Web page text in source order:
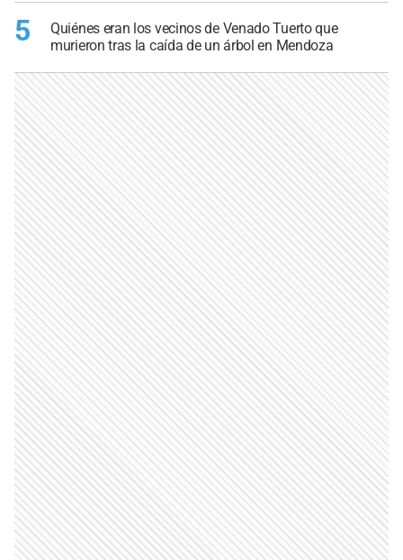
5
Quiénes eran los vecinos de Venado Tuerto que
murieron tras la caída de un árbol en Mendoza